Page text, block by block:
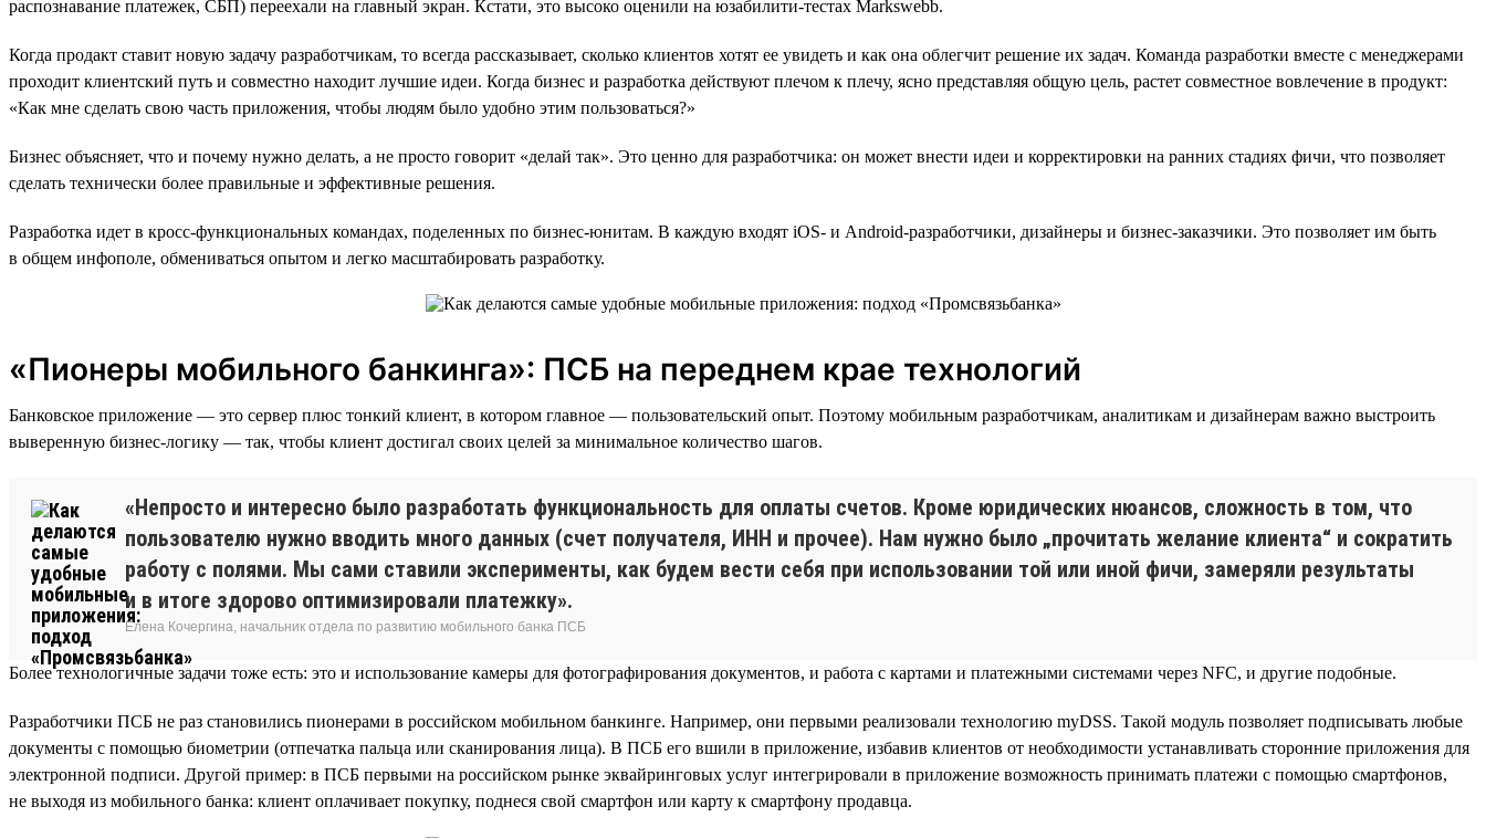
распознавание платежек, СБП) переехали на главный экран. Кстати, это высоко оценили на юзабилити-тестах Markswebb.
Когда продакт ставит новую задачу разработчикам, то всегда рассказывает, сколько клиентов хотят ее увидеть и как она облегчит решение их задач. Команда разработки вместе с менеджерами
проходит клиентский путь и совместно находит лучшие идеи. Когда бизнес и разработка действуют плечом к плечу, ясно представляя общую цель, растет совместное вовлечение в продукт:
«Как мне сделать свою часть приложения, чтобы людям было удобно этим пользоваться?»
Бизнес объясняет, что и почему нужно делать, а не просто говорит «делай так». Это ценно для разработчика: он может внести идеи и корректировки на ранних стадиях фичи, что позволяет
сделать технически более правильные и эффективные решения.
Разработка идет в кросс-функциональных командах, поделенных по бизнес-юнитам. В каждую входят iOS- и Android-разработчики, дизайнеры и бизнес-заказчики. Это позволяет им быть
в общем инфополе, обмениваться опытом и легко масштабировать разработку.
«Пионеры мобильного банкинга»: ПСБ на переднем крае технологий
Банковское приложение — это сервер плюс тонкий клиент, в котором главное — пользовательский опыт. Поэтому мобильным разработчикам, аналитикам и дизайнерам важно выстроить
выверенную бизнес-логику — так, чтобы клиент достигал своих целей за минимальное количество шагов.
«Непросто и интересно было разработать функциональность для оплаты счетов. Кроме юридических нюансов, сложность в том, что
пользователю нужно вводить много данных (счет получателя, ИНН и прочее). Нам нужно было „прочитать желание клиента“ и сократить
работу с полями. Мы сами ставили эксперименты, как будем вести себя при использовании той или иной фичи, замеряли результаты
и в итоге здорово оптимизировали платежку».
Елена Кочергина, начальник отдела по развитию мобильного банка ПСБ
Более технологичные задачи тоже есть: это и использование камеры для фотографирования документов, и работа с картами и платежными системами через NFC, и другие подобные.
Разработчики ПСБ не раз становились пионерами в российском мобильном банкинге. Например, они первыми реализовали технологию myDSS. Такой модуль позволяет подписывать любые
документы с помощью биометрии (отпечатка пальца или сканирования лица). В ПСБ его вшили в приложение, избавив клиентов от необходимости устанавливать сторонние приложения для
электронной подписи. Другой пример: в ПСБ первыми на российском рынке эквайринговых услуг интегрировали в приложение возможность принимать платежи с помощью смартфонов,
не выходя из мобильного банка: клиент оплачивает покупку, поднеся свой смартфон или карту к смартфону продавца.